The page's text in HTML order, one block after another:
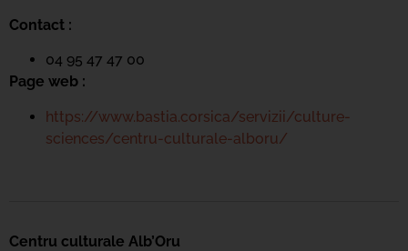
Contact :
04 95 47 47 00
Page web :
https://www.bastia.corsica/servizii/culture-
sciences/centru-culturale-alboru/
Centru culturale Alb’Oru